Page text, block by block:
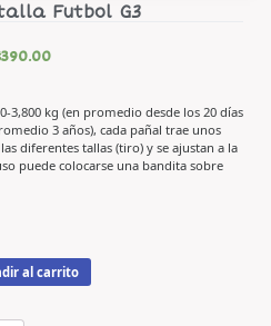
Futbol G3
390.00
3,800 kg (en promedio desde los 20 días
3 años), cada pañal trae unos
diferentes tallas (tiro) y se ajustan a la
puede colocarse una bandita sobre
al carrito